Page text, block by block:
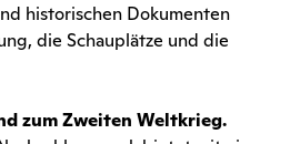
historischen Dokumenten
die Schauplätze und die
zum Zweiten Weltkrieg.